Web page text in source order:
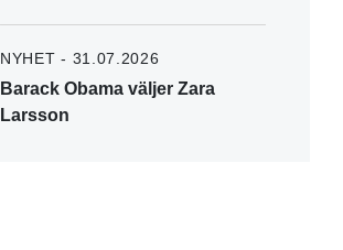
NYHET - 31.07.2026
Barack Obama väljer Zara
Larsson